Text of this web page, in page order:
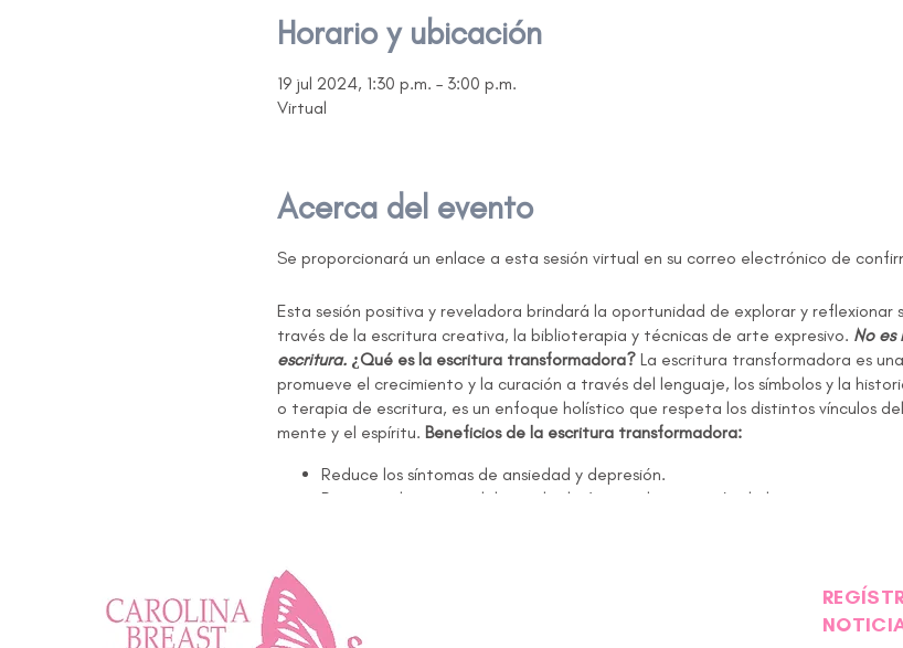
Horario y ubicación
19 jul 2024, 1:30 p.m. – 3:00 p.m.
Virtual
Acerca del evento
Se proporcionará un enlace a esta sesión virtual en su correo electrónico de
Esta sesión positiva y reveladora brindará la oportunidad de explorar y reflexionar
través de la escritura creativa, la biblioterapia y técnicas de arte expresivo. No es
escritura. ¿Qué es la escritura transformadora?La escritura transformadora es
promueve el crecimiento y la curación a través del lenguaje, los símbolos y la
o terapia de escritura, es un enfoque holístico que respeta los distintos vínculos
mente y el espíritu. Beneficios de la escritura transformadora:
Reduce los síntomas de ansiedad y depresión.
Promueve la mejora del estado de ánimo y la sensación de bienestar.
NOTA: Esta sesión se impartirá en línea mediante Zoom.